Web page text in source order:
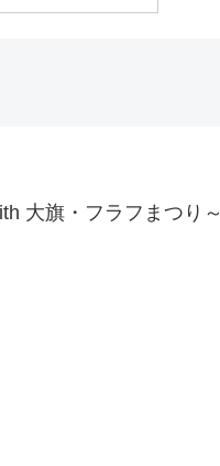
大旗・フラフまつり～